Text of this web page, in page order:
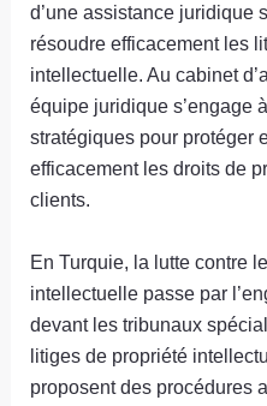
d’une assistance juridique
résoudre efficacement les
intellectuelle. Au cabinet
équipe juridique s’engage
stratégiques pour protéger
efficacement les droits de
clients.
En Turquie, la lutte contre
intellectuelle passe par
devant les tribunaux
litiges de propriété
proposent des procédures